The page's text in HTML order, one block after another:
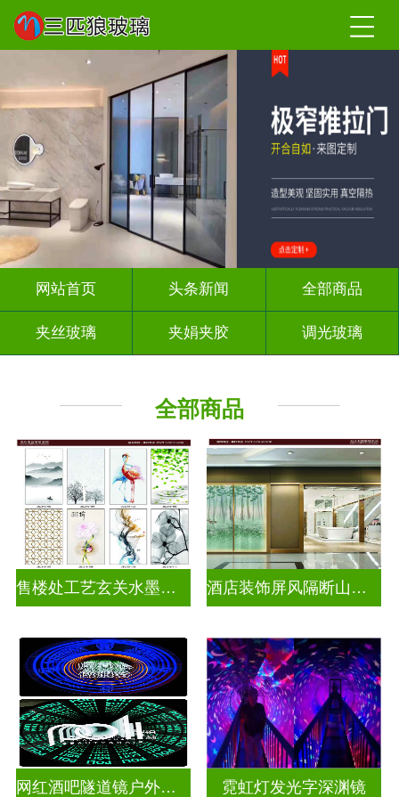
网站首页 头条新闻 全部商品
夹丝玻璃 夹娟夹胶 调光玻璃
其它玻璃
全部商品
售楼处工艺玄关水墨山水画玻璃 酒店装饰屏风隔断山水画玻璃
网红酒吧隧道镜户外门头招牌深渊镜千层镜 霓虹灯发光字深渊镜